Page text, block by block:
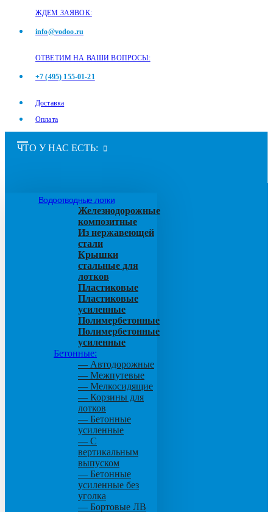
ЖДЕМ ЗАЯВОК:
info@vodoo.ru
ОТВЕТИМ НА ВАШИ ВОПРОСЫ:
+7 (495) 155-01-21
Доставка
Оплата
ЧТО У НАС ЕСТЬ:
Водоотводные лотки
Железнодорожные
композитные
Из нержавеющей
стали
Крышки
стальные для
лотков
Пластиковые
Пластиковые
усиленные
Полимербетонные
Полимербетонные
усиленные
Бетонные:
— Автодорожные
— Межпутевые
— Мелкосидящие
— Корзины для
лотков
— Бетонные
усиленные
— С
вертикальным
выпуском
— Бетонные
усиленные без
уголка
— Бортовые ЛВ